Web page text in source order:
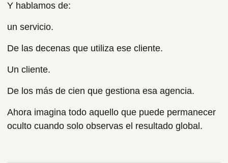
Y hablamos de:
un servicio.
De las decenas que utiliza ese cliente.
Un cliente.
De los más de cien que gestiona esa agencia.
Ahora imagina todo aquello que puede permanecer
oculto cuando solo observas el resultado global.